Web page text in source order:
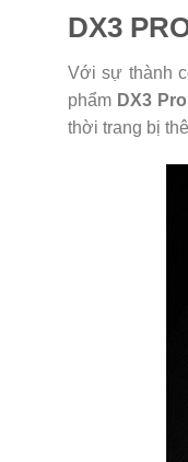
DX3
Với sự thành
phẩm DX3
thời trang bị